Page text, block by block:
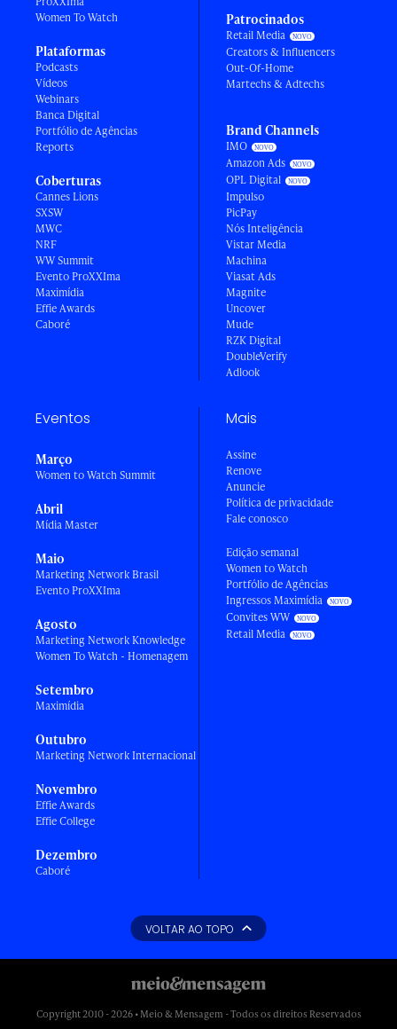
Women To Watch
Plataformas
Podcasts
Vídeos
Webinars
Banca Digital
Portfólio de Agências
Reports
Coberturas
Cannes Lions
SXSW
MWC
NRF
WW Summit
Evento ProXXIma
Maximídia
Effie Awards
Caboré
Patrocinados
Retail Media
Creators & Influencers
Out-Of-Home
Martechs & Adtechs
Brand Channels
IMO
Amazon Ads
OPL Digital
Impulso
PicPay
Nós Inteligência
Vistar Media
Machina
Viasat Ads
Magnite
Uncover
Mude
RZK Digital
DoubleVerify
Adlook
Eventos
Março
Women to Watch Summit
Abril
Mídia Master
Maio
Marketing Network Brasil
Evento ProXXIma
Agosto
Marketing Network Knowledge
Women To Watch - Homenagem
Setembro
Maximídia
Outubro
Marketing Network Internacional
Novembro
Effie Awards
Effie College
Dezembro
Caboré
Mais
Assine
Renove
Anuncie
Política de privacidade
Fale conosco
Edição semanal
Women to Watch
Portfólio de Agências
Ingressos Maximídia
Convites WW
Retail Media
VOLTAR AO TOPO
Copyright 2010 - 2026 • Meio & Mensagem - Todos os direitos Reservados